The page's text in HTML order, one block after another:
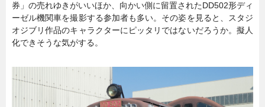
券」の売れゆきがいいほか、向かい側に留置されたDD502形ディ
ーゼル機関車を撮影する参加者も多い。その姿を見ると、スタジ
オジブリ作品のキャラクターにピッタリではないだろうか。擬人
化できそうな気がする。